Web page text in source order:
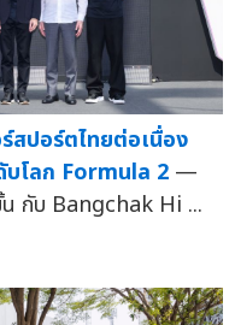
สปอร์ตไทยต่อเนื่อง
บโลก Formula 2 —
กับ Bangchak Hi ...